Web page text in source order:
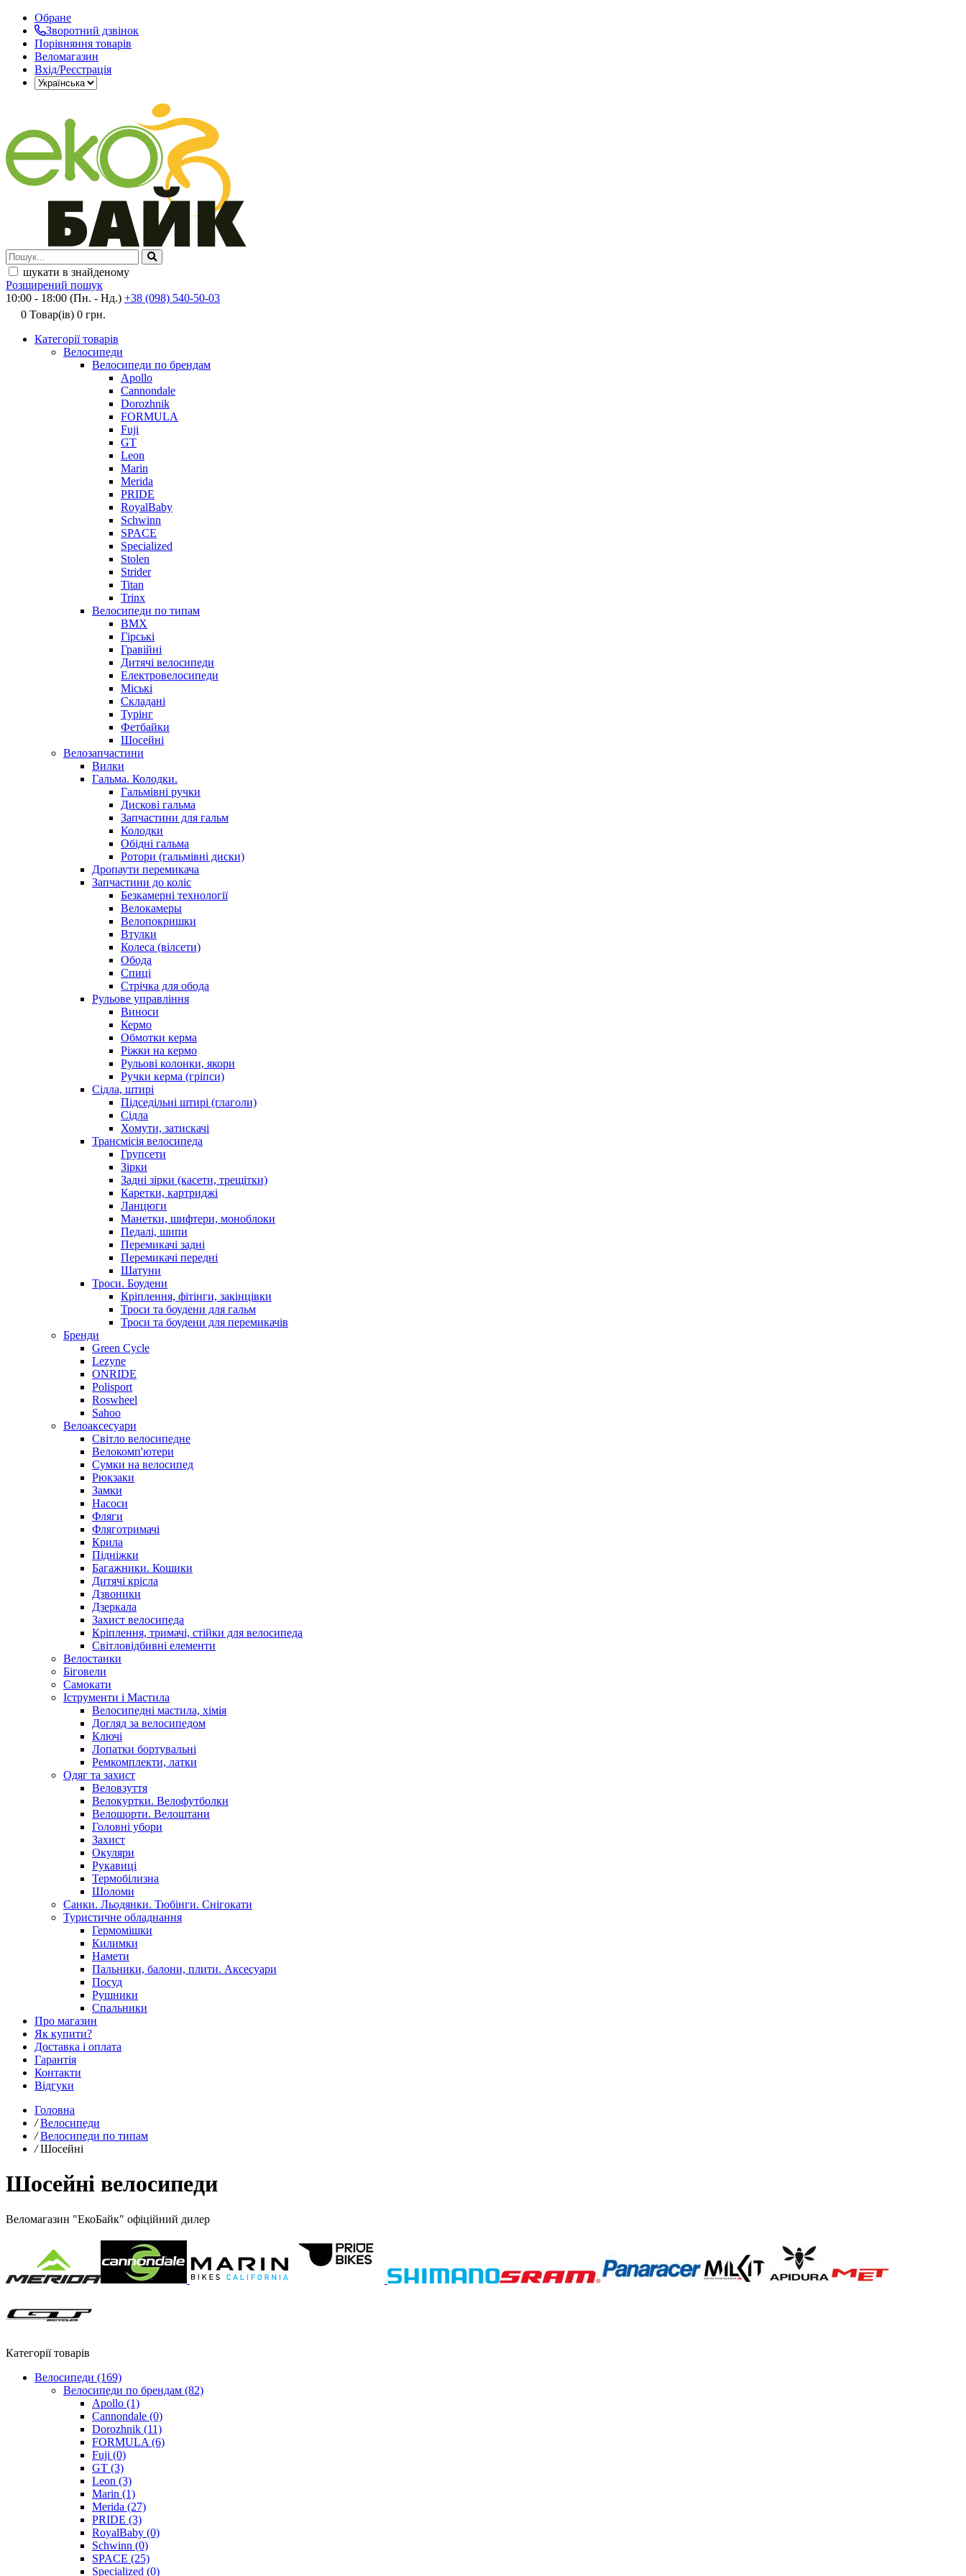
Обране
Зворотний дзвінок
Порівняння товарів
Веломагазин
Вхід/Реєстрація
шукати в знайденому
Розширений пошук
10:00 - 18:00 (Пн. - Нд.) +38 (098) 540-50-03
0 Товар(ів) 0 грн.
Категорії товарів
Велосипеди
Велосипеди по брендам
Apollo
Cannondale
Dorozhnik
FORMULA
Fuji
GT
Leon
Marin
Merida
PRIDE
RoyalBaby
Schwinn
SPACE
Specialized
Stolen
Strider
Titan
Trinx
Велосипеди по типам
BMX
Гірські
Гравійні
Дитячі велосипеди
Електровелосипеди
Міські
Складані
Турінг
Фетбайки
Шосейні
Велозапчастини
Вилки
Гальма. Колодки.
Гальмівні ручки
Дискові гальма
Запчастини для гальм
Колодки
Обідні гальма
Ротори (гальмівні диски)
Дропаути перемикача
Запчастини до коліс
Безкамерні технології
Велокамеры
Велопокришки
Втулки
Колеса (вілсети)
Обода
Спиці
Стрічка для обода
Рульове управління
Виноси
Кермо
Обмотки керма
Ріжки на кермо
Рульові колонки, якори
Ручки керма (гріпси)
Сідла, штирі
Підседільні штирі (глаголи)
Сідла
Хомути, затискачі
Трансмісія велосипеда
Групсети
Зірки
Задні зірки (касети, трещітки)
Каретки, картриджі
Ланцюги
Манетки, шифтери, моноблоки
Педалі, шипи
Перемикачі задні
Перемикачі передні
Шатуни
Троси. Боудени
Кріплення, фітінги, закінцівки
Троси та боудени для гальм
Троси та боудени для перемикачів
Бренди
Green Cycle
Lezyne
ONRIDE
Polisport
Roswheel
Sahoo
Велоаксесуари
Світло велосипедне
Велокомп'ютери
Сумки на велосипед
Рюкзаки
Замки
Насоси
Фляги
Фляготримачі
Крила
Підніжки
Багажники. Кошики
Дитячі крісла
Дзвоники
Дзеркала
Захист велосипеда
Кріплення, тримачі, стійки для велосипеда
Світловідбивні елементи
Велостанки
Біговели
Самокати
Іструменти і Мастила
Велосипедні мастила, хімія
Догляд за велосипедом
Ключі
Лопатки бортувальні
Ремкомплекти, латки
Одяг та захист
Веловзуття
Велокуртки. Велофутболки
Велошорти. Велоштани
Головні убори
Захист
Окуляри
Рукавиці
Термобілизна
Шоломи
Санки. Льодянки. Тюбінги. Снігокати
Туристичне обладнання
Гермомішки
Килимки
Намети
Пальники, балони, плити. Аксесуари
Посуд
Рушники
Спальники
Про магазин
Як купити?
Доставка і оплата
Гарантія
Контакти
Відгуки
Головна
/ Велосипеди
/ Велосипеди по типам
/ Шосейні
Шосейні велосипеди
Веломагазин "ЕкоБайк" офіційний дилер
Категорії товарів
Велосипеди (169)
Велосипеди по брендам (82)
Apollo (1)
Cannondale (0)
Dorozhnik (11)
FORMULA (6)
Fuji (0)
GT (3)
Leon (3)
Marin (1)
Merida (27)
PRIDE (3)
RoyalBaby (0)
Schwinn (0)
SPACE (25)
Specialized (0)